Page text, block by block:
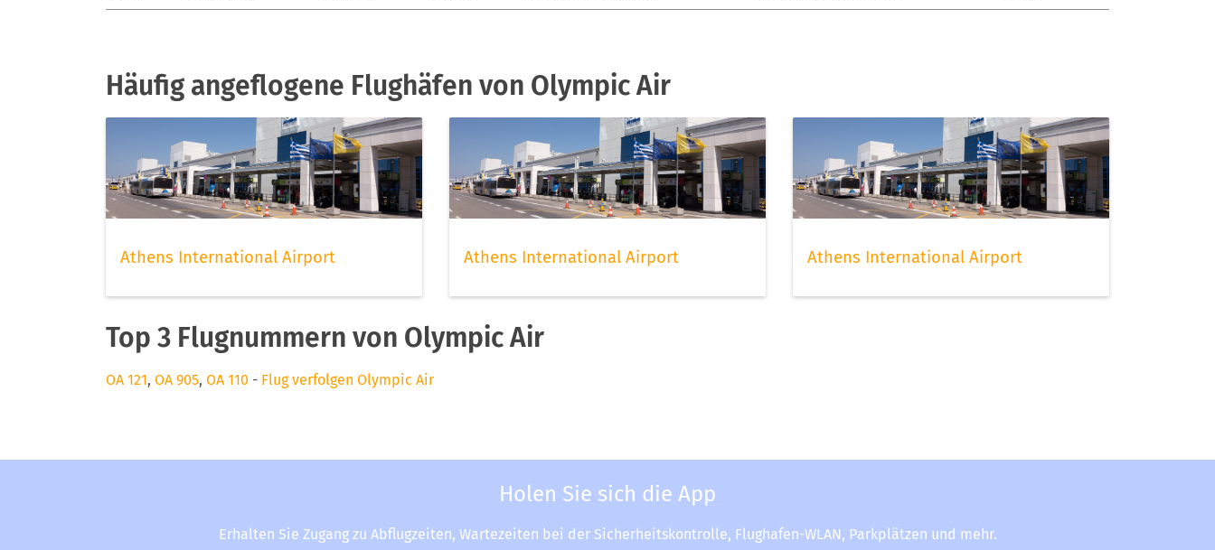
Häufig angeflogene Flughäfen von Olympic Air
Athens International Airport Athens International Airport Athens International Airport
Top 3 Flugnummern von Olympic Air
OA 121, OA 905, OA 110 - Flug verfolgen Olympic Air
Holen Sie sich die App
Erhalten Sie Zugang zu Abflugzeiten, Wartezeiten bei der Sicherheitskontrolle, Flughafen-WLAN, Parkplätzen und mehr.